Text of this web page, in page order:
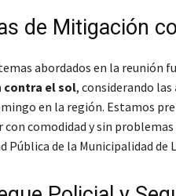
de Mitigación
abordados en la reunión
contra el sol, considerando las
en la región. Estamos
con comodidad y sin
Pública de la Municipalidad de